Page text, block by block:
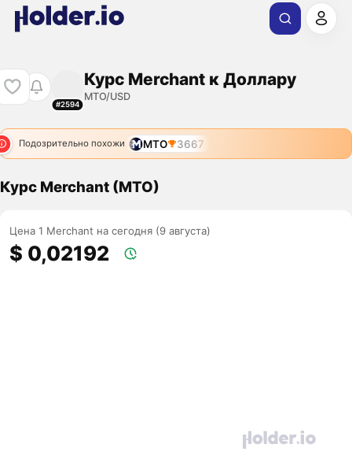
#2594
Курс Merchant к Доллару
MTO/USD
Подозрительно похожи MTO 3667
Курс Merchant (MTO)
Цена 1 Merchant на сегодня (9 августа)
$ 0,02192